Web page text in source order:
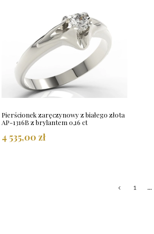
Pierścionek zaręczynowy z białego złota
AP-1316B z brylantem 0,16 ct
4 535,00 zł
1 ...